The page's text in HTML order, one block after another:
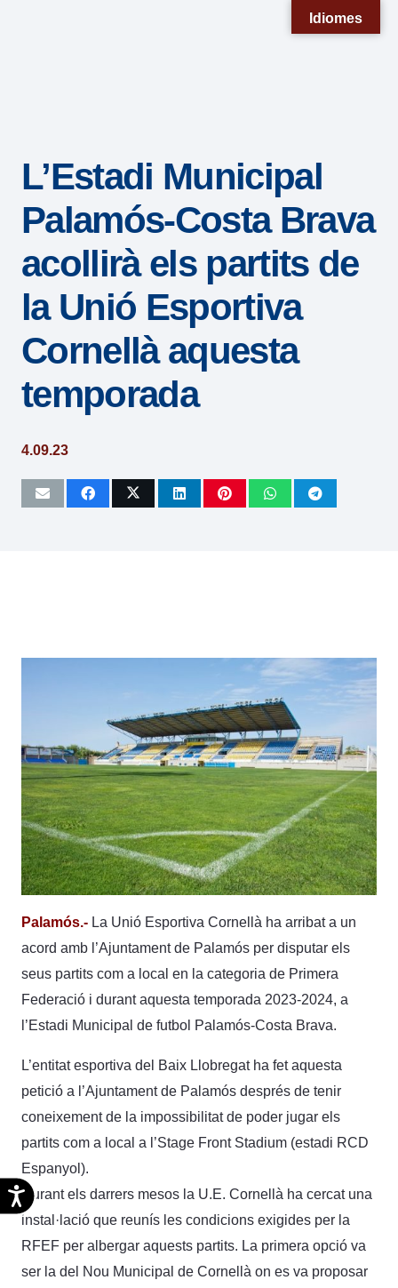
sistema
accesibilidad.
Accesibilidad
L’Estadi Municipal
Palamós-Costa Brava
acollirà els partits de
la Unió Esportiva
Cornellà aquesta
temporada
4.09.23
Palamós.- La Unió Esportiva Cornellà ha arribat a un
acord amb l’Ajuntament de Palamós per disputar els
seus partits com a local en la categoria de Primera
Federació i durant aquesta temporada 2023-2024, a
l’Estadi Municipal de futbol Palamós-Costa Brava.
L’entitat esportiva del Baix Llobregat ha fet aquesta
petició a l’Ajuntament de Palamós després de tenir
coneixement de la impossibilitat de poder jugar els
partits com a local a l’Stage Front Stadium (estadi RCD
Espanyol).
Durant els darrers mesos la U.E. Cornellà ha cercat una
instal·lació que reunís les condicions exigides per la
RFEF per albergar aquests partits. La primera opció va
ser la del Nou Municipal de Cornellà on es va proposar
Idiomes